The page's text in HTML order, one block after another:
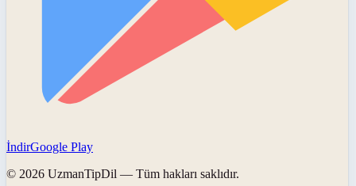
İndirGoogle Play
© 2026 UzmanTipDil — Tüm hakları saklıdır.